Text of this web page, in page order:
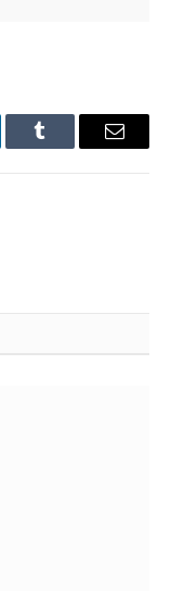
Tumblr Email